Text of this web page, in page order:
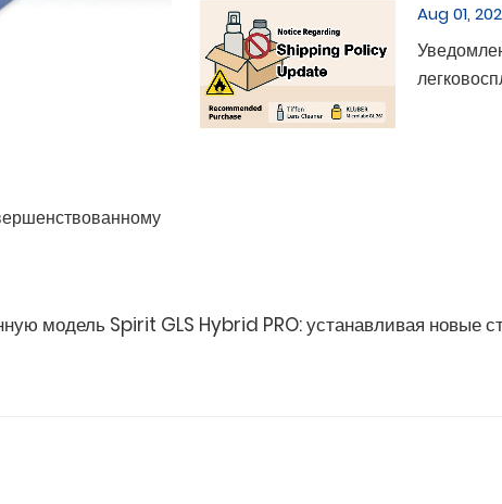
Aug 01,
модель Spirit GLS Hybrid PRO: устанавливая новые